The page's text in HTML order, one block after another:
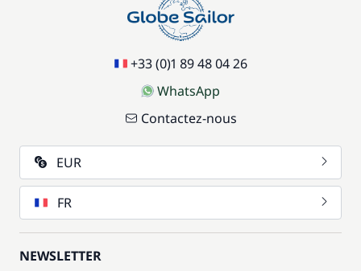
+33 (0)1 89 48 04 26
WhatsApp
Contactez-nous
EUR
FR
NEWSLETTER